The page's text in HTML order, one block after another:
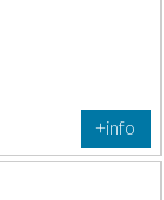
+info